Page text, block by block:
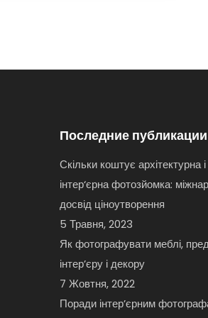
Последние публикации
Скільки коштує архітектурна і
інтер‘єрна фотозйомка:
досвід ціноутворення
5 Травня, 2023
Як фотографувати меблі,
інтер’єру і декору
7 Жовтня, 2022
Поради інтер’єрним